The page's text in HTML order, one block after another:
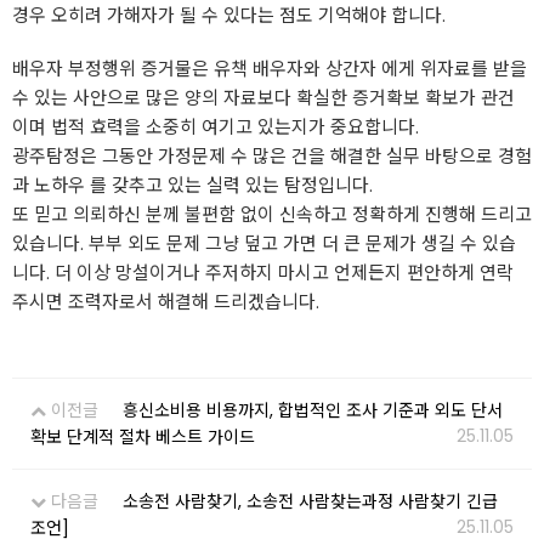
경우 오히려 가해자가 될 수 있다는 점도 기억해야 합니다.
배우자 부정행위 증거물은 유책 배우자와 상간자 에게 위자료를 받을
수 있는 사안으로 많은 양의 자료보다 확실한 증거확보 확보가 관건
이며 법적 효력을 소중히 여기고 있는지가 중요합니다.
광주탐정은 그동안 가정문제 수 많은 건을 해결한 실무 바탕으로 경험
과 노하우 를 갖추고 있는 실력 있는 탐정입니다.
또 믿고 의뢰하신 분께 불편함 없이 신속하고 정확하게 진행해 드리고
있습니다. 부부 외도 문제 그냥 덮고 가면 더 큰 문제가 생길 수 있습
니다. 더 이상 망설이거나 주저하지 마시고 언제든지 편안하게 연락
주시면 조력자로서 해결해 드리겠습니다.
이전글
흥신소비용 비용까지, 합법적인 조사 기준과 외도 단서
확보 단계적 절차 베스트 가이드
25.11.05
다음글
소송전 사람찾기, 소송전 사람찾는과정 사람찾기 긴급
조언]
25.11.05